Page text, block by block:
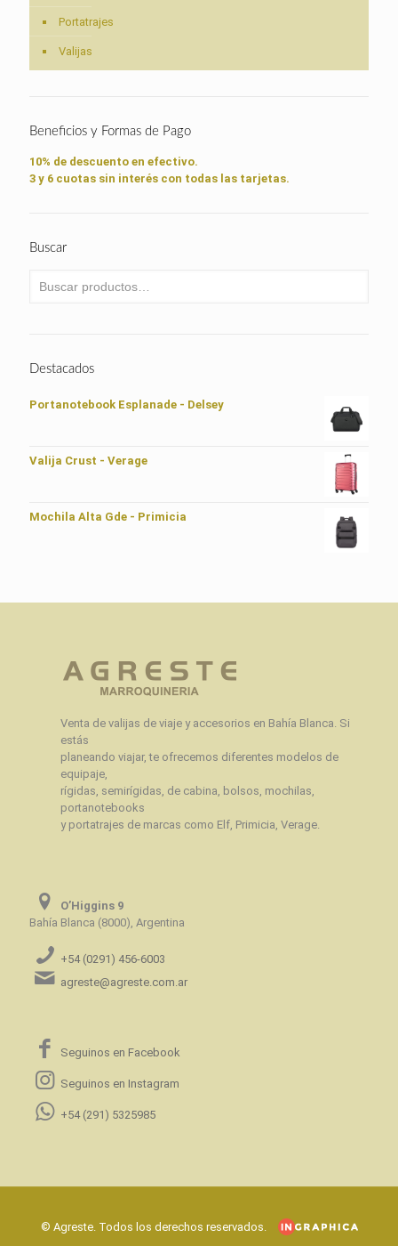
Portatrajes
Valijas
Beneficios y Formas de Pago
10% de descuento en efectivo.
3 y 6 cuotas sin interés con todas las tarjetas.
Buscar
Destacados
Portanotebook Esplanade - Delsey
Valija Crust - Verage
Mochila Alta Gde - Primicia
Venta de valijas de viaje y accesorios en Bahía Blanca. Si
estás
planeando viajar, te ofrecemos diferentes modelos de
equipaje,
rígidas, semirígidas, de cabina, bolsos, mochilas,
portanotebooks
y portatrajes de marcas como Elf, Primicia, Verage.
O’Higgins 9
Bahía Blanca (8000), Argentina
+54 (0291) 456-6003
agreste@agreste.com.ar
Seguinos en Facebook
Seguinos en Instagram
+54 (291) 5325985
© Agreste. Todos los derechos reservados.